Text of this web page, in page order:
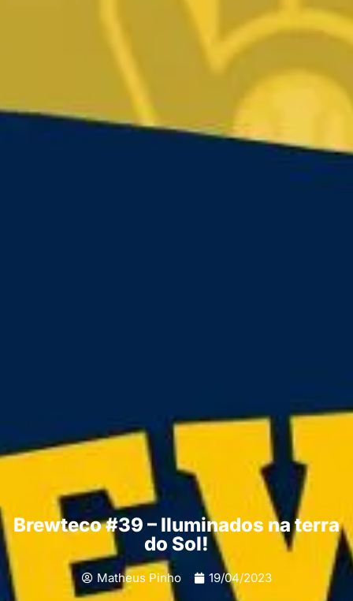
Brewteco #39 – Iluminados na terra
do Sol!
Matheus Pinho 19/04/2023